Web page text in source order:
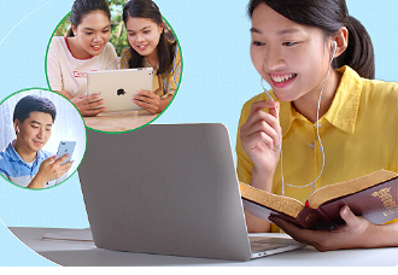
ている。神は人類の一人一人を救うために
も神が果たそうと願うものの前に立ちはだ
し、神の計画をかき乱し、阻害する者たちは
きに反抗する国家は滅ぼされる。神の働き
すべての民族、国家、さらには産業界が神
神をもっとも聖なる、至尊の、至高の、人類
したように、最初に神によって造られたアダ
きることができるようにすることを強く勧め
めることはできないし、誰も神の歩みを停
、渇望する人々だけ神の歩みをたどり、神の
の罰を受ける。
類の運命を支配する」（『言葉』第1巻）より
ことを妨げられない